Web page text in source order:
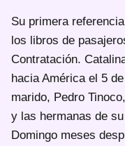
Su primera
los libros de
Contratación.
hacia América el 5
marido, Pedro
y las hermanas de
Domingo meses